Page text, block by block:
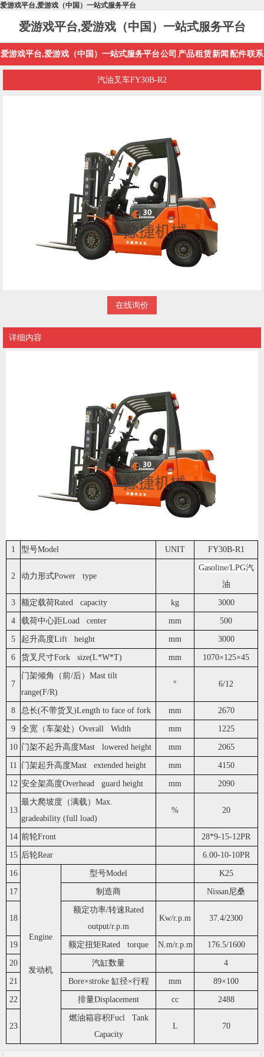
爱游戏平台,爱游戏（中国）一站式服务平台
爱游戏平台,爱游戏（中国）一站式服务平台
爱游戏平台,爱游戏（中国）一站式服务平台公司 产品租赁新闻 配件联系
汽油叉车FY30B-R2
在线询价
详细内容
1 型号Model UNIT FY30B-R1
2 动力形式Power type
Gasoline/LPG汽
油
3 额定载荷Rated capacity kg 3000
4 载荷中心距Load center mm 500
5 起升高度Lift height mm 3000
6 货叉尺寸Fork size(L*W*T) mm 1070×125×45
7
门架倾角（前/后）Mast tilt
range(F/R)
° 6/12
8 总长(不带货叉)Length to face of fork mm 2670
9 全宽（车架处）Overall Width mm 1225
10 门架不起升高度Mast lowered height mm 2065
11 门架起升高度Mast extended height mm 4150
12 安全架高度Overhead guard height mm 2090
13
最大爬坡度（满载）Max.
gradeability (full load)
% 20
14 前轮Front 28*9-15-12PR
15 后轮Rear 6.00-10-10PR
16
Engine
发动机
型号Model K25
17 制造商 Nissan尼桑
18
额定功率/转速Rated
output/r.p.m
Kw/r.p.m 37.4/2300
19 额定扭矩Rated torque N.m/r.p.m 176.5/1600
20 汽缸数量 4
21 Bore×stroke 缸径×行程 mm 89×100
22 排量Displacement cc 2488
23
燃油箱容积Fucl Tank
Capacity
L 70